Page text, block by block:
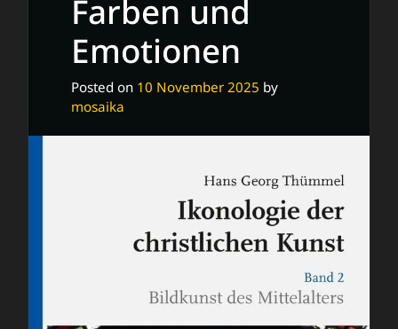
Farben und
Emotionen
Posted on 10 November 2025 by
mosaika